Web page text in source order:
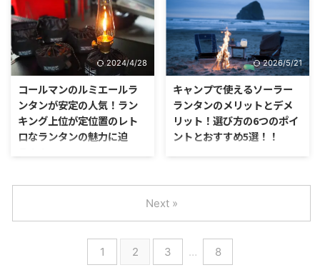
いるアイテムがLEDライトです。
以前は、バッテリーの持続時間が
短かったり、乾電池を何本も使う
ので、ランニングコストがかかっ
てしまうものばかりでした。
タンやガスランタン。 炎が燃え
るほのかな灯りの暖かさや、その
ゆらめきには大きな癒し効果があ
ると言われています。
2024/4/28
コールマンのルミエールラ
ンタンが安定の人気！ラン
キング上位が定位置のレト
ロなランタンの魅力に迫
中の暗闇を照らす灯り役割の他
補充や予備の準備の必要がない充
電式のLEDランタンが人気を集め
2026/5/21
キャンプで使えるソーラー
ランタンのメリットとデメ
リット！選び方の6つのポイ
ントとおすすめ5選！！
災害の多い日本では、元々防災意
アイテムを備えているご家庭も多
ある資源を大切に無駄をなくして
エコな生活を心がけるように学び
1 2 3 … 8
Next »